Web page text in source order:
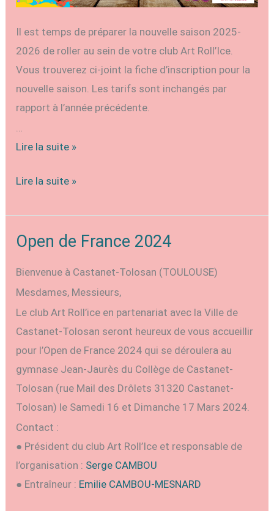
Il est temps de préparer la nouvelle saison 2025-
2026 de roller au sein de votre club Art Roll’Ice.
Vous trouverez ci-joint la fiche d’inscription pour la
nouvelle saison. Les tarifs sont inchangés par
rapport à l’année précédente.
Dossier
club
2025-
Lire la suite »
Dossier
club
roller
2025-
2026
Lire la suite »
Open de France 2024
Bienvenue à Castanet-Tolosan (TOULOUSE)
Mesdames, Messieurs,
Le club Art Roll’ice en partenariat avec la Ville de
Castanet-Tolosan seront heureux de vous accueillir
pour l’Open de France 2024 qui se déroulera au
gymnase Jean-Jaurès du Collège de Castanet-
Tolosan (rue Mail des Drôlets 31320 Castanet-
Tolosan) le Samedi 16 et Dimanche 17 Mars 2024.
Contact :
● Président du club Art Roll’Ice et responsable de
l’organisation : Serge CAMBOU
● Entraîneur : Emilie CAMBOU-MESNARD